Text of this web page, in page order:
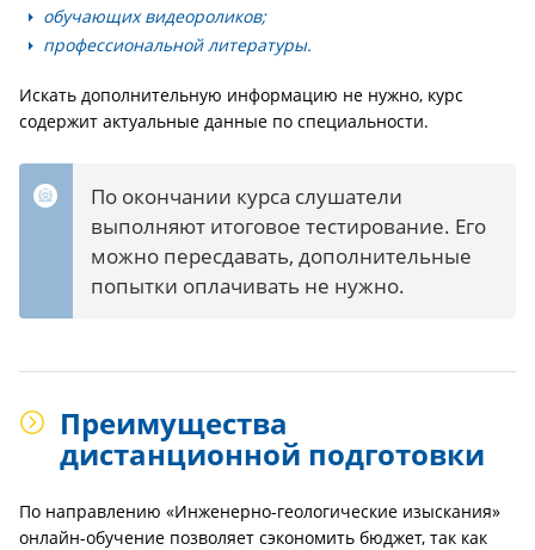
обучающих видеороликов;
профессиональной литературы.
Искать дополнительную информацию не нужно, курс
содержит актуальные данные по специальности.
По окончании курса слушатели
выполняют итоговое тестирование. Его
можно пересдавать, дополнительные
попытки оплачивать не нужно.
Преимущества
дистанционной подготовки
По направлению «Инженерно-геологические изыскания»
онлайн-обучение позволяет сэкономить бюджет, так как